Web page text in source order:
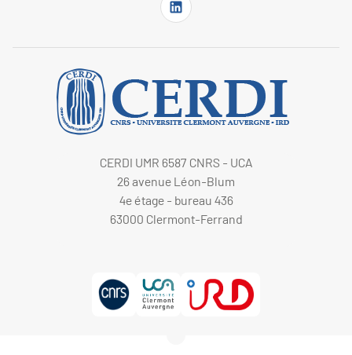
CERDI UMR 6587 CNRS - UCA
26 avenue Léon-Blum
4e étage - bureau 436
63000 Clermont-Ferrand